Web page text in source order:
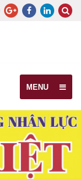
MENU